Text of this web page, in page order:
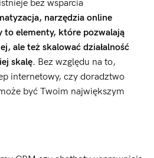
bez wsparcia
narzędzia online
to elementy, które pozwalają
ale też skalować działalność
skalę. Bez względu na to,
internetowy, czy doradztwo
być Twoim największym